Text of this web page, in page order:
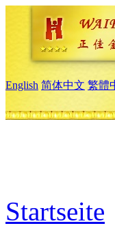
English 简体中文 繁體
Startseite